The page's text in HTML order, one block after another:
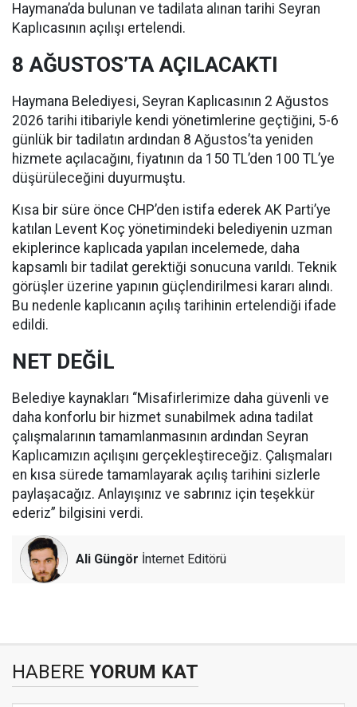
Haymana’da bulunan ve tadilata alınan tarihi Seyran
Kaplıcasının açılışı ertelendi.
8 AĞUSTOS’TA AÇILACAKTI
Haymana Belediyesi, Seyran Kaplıcasının 2 Ağustos
2026 tarihi itibariyle kendi yönetimlerine geçtiğini, 5-6
günlük bir tadilatın ardından 8 Ağustos’ta yeniden
hizmete açılacağını, fiyatının da 150 TL’den 100 TL’ye
düşürüleceğini duyurmuştu.
Kısa bir süre önce CHP’den istifa ederek AK Parti’ye
katılan Levent Koç yönetimindeki belediyenin uzman
ekiplerince kaplıcada yapılan incelemede, daha
kapsamlı bir tadilat gerektiği sonucuna varıldı. Teknik
görüşler üzerine yapının güçlendirilmesi kararı alındı.
Bu nedenle kaplıcanın açılış tarihinin ertelendiği ifade
edildi.
NET DEĞİL
Belediye kaynakları “Misafirlerimize daha güvenli ve
daha konforlu bir hizmet sunabilmek adına tadilat
çalışmalarının tamamlanmasının ardından Seyran
Kaplıcamızın açılışını gerçekleştireceğiz. Çalışmaları
en kısa sürede tamamlayarak açılış tarihini sizlerle
paylaşacağız. Anlayışınız ve sabrınız için teşekkür
ederiz” bilgisini verdi.
Ali Güngör İnternet Editörü
HABERE YORUM KAT